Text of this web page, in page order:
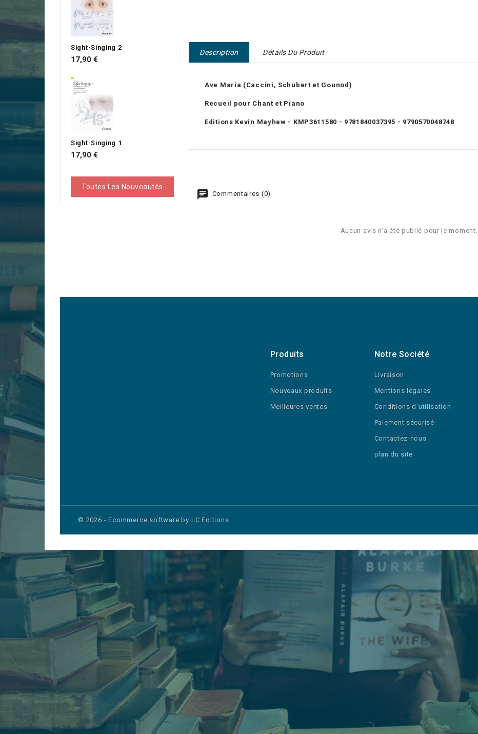
Sight-Singing 2
Prix
17,90 €
Sight-Singing 1
Prix
17,90 €
Toutes Les Nouveautés
Description Détails Du Produit
Ave Maria (Caccini, Schubert et Gounod)
Recueil pour Chant et Piano
Editions Kevin Mayhew - KMP3611580 - 9781840037395 - 9790570048748
Commentaires (0)
Aucun avis n'a été publié pour le moment.
Produits
Promotions
Nouveaux produits
Meilleures ventes
Notre Société
Livraison
Mentions légales
Conditions d'utilisation
Paiement sécurisé
Contactez-nous
plan du site
© 2026 - Ecommerce software by LC Editions